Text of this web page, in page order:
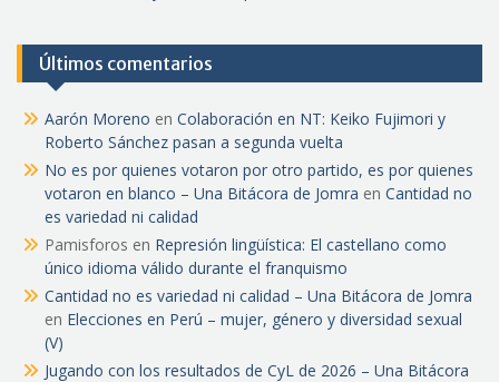
Últimos comentarios
Aarón Moreno en Colaboración en NT: Keiko Fujimori y
Roberto Sánchez pasan a segunda vuelta
No es por quienes votaron por otro partido, es por quienes
votaron en blanco – Una Bitácora de Jomra en Cantidad no
es variedad ni calidad
Pamisforos en Represión lingüística: El castellano como
único idioma válido durante el franquismo
Cantidad no es variedad ni calidad – Una Bitácora de Jomra
en Elecciones en Perú – mujer, género y diversidad sexual
(V)
Jugando con los resultados de CyL de 2026 – Una Bitácora